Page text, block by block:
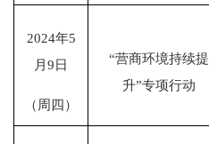
2024年5
月9日
（周四）
“营商环境持续提
升”专项行动